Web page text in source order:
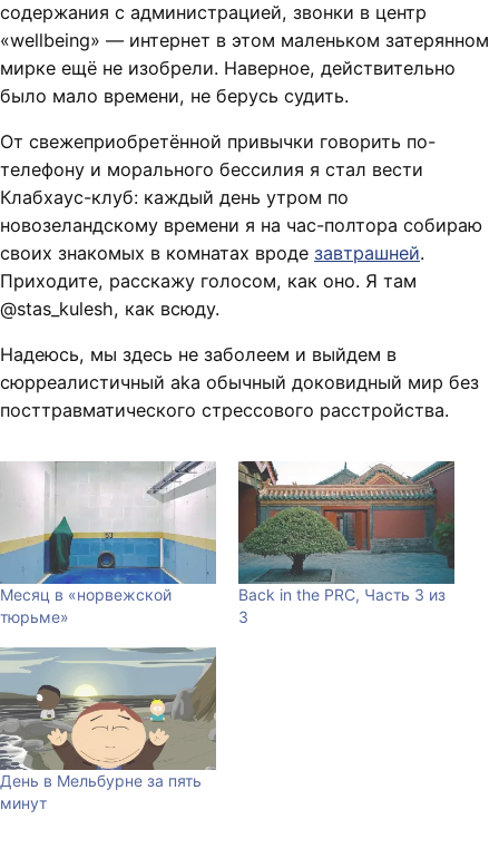
содержания с администрацией, звонки в центр
«wellbeing» — интернет в этом маленьком затерянном
мирке ещё не изобрели. Наверное, действительно
было мало времени, не берусь судить.
От свежеприобретённой привычки говорить по-
телефону и морального бессилия я стал вести
Клабхаус-клуб: каждый день утром по
новозеландскому времени я на час-полтора собираю
своих знакомых в комнатах вроде завтрашней.
Приходите, расскажу голосом, как оно. Я там
@stas_kulesh, как всюду.
Надеюсь, мы здесь не заболеем и выйдем в
сюрреалистичный aka обычный доковидный мир без
посттравматического стрессового расстройства.
Месяц в «норвежской
тюрьме»
Back in the PRC, Часть 3 из
3
День в Мельбурне за пять
минут